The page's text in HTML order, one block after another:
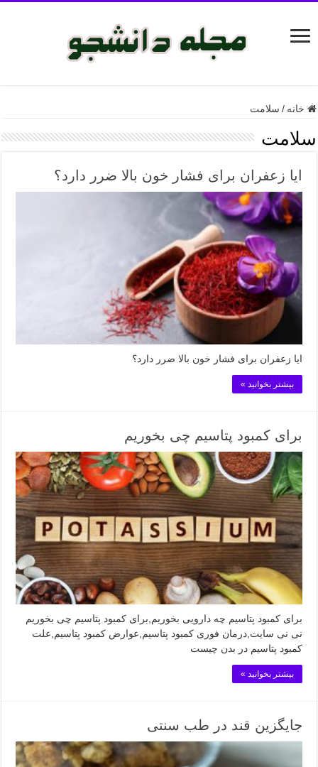
خانه / سلامت
سلامت
ایا زعفران برای فشار خون بالا ضرر دارد؟
ایا زعفران برای فشار خون بالا ضرر دارد؟
بیشتر بخوانید »
برای کمبود پتاسیم چی بخوریم
برای کمبود پتاسیم چه دارویی بخوریم,برای کمبود پتاسیم چی بخوریم
نی نی سایت,درمان فوری کمبود پتاسیم,عوارض کمبود پتاسیم,علت
کمبود پتاسیم در بدن چیست
بیشتر بخوانید »
جایگزین قند در طب سنتی